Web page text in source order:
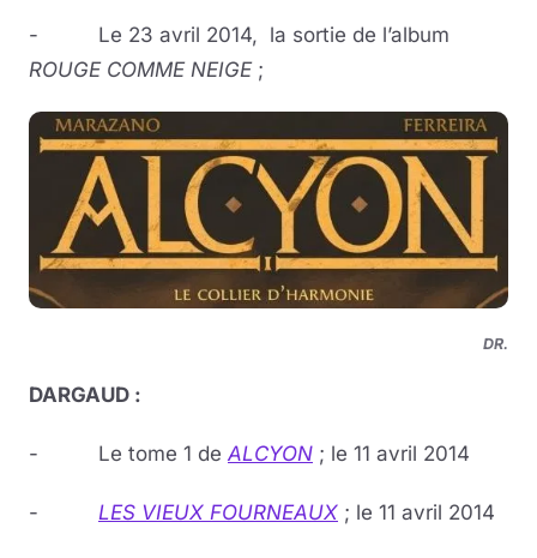
- Le 23 avril 2014, la sortie de l’album
ROUGE COMME NEIGE;
DR.
DARGAUD :
- Le tome 1 deALCYON ; le 11 avril 2014
- LES VIEUX FOURNEAUX ; le 11 avril 2014